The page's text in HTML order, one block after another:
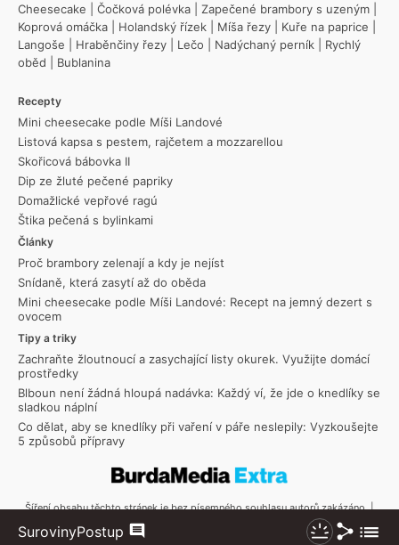
SurovinyPostup Komentáře Nezhasínat
Sdílet
Cheesecake
Čočková polévka Zapečené brambory s uzeným
Koprová omáčka
Holandský řízek Míša řezy Kuře na paprice
Langoše
Hraběnčiny řezy Lečo Nadýchaný perník
Rychlý
oběd
Bublanina
Recepty
Mini cheesecake podle Míši Landové
Listová kapsa s pestem, rajčetem a mozzarellou
Skořicová bábovka II
Dip ze žluté pečené papriky
Domažlické vepřové ragú
Štika pečená s bylinkami
Články
Proč brambory zelenají a kdy je nejíst
Snídaně, která zasytí až do oběda
Mini cheesecake podle Míši Landové: Recept na jemný dezert s
ovocem
Tipy a triky
Zachraňte žloutnoucí a zasychající listy okurek. Využijte domácí
prostředky
Blboun není žádná hloupá nadávka: Každý ví, že jde o knedlíky se
sladkou náplní
Co dělat, aby se knedlíky při vaření v páře neslepily: Vyzkoušejte
5 způsobů přípravy
Šíření obsahu těchto stránek je bez písemného souhlasu autorů zakázáno. |